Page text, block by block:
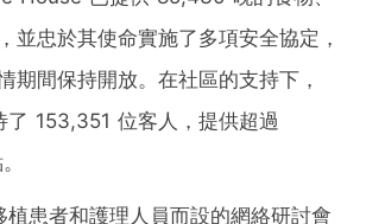
並忠於其使命實施了多項安全協定，
期間保持開放。在社區的支持下，
153,351 位客人，提供超過
患者和護理人員而設的網絡研討會